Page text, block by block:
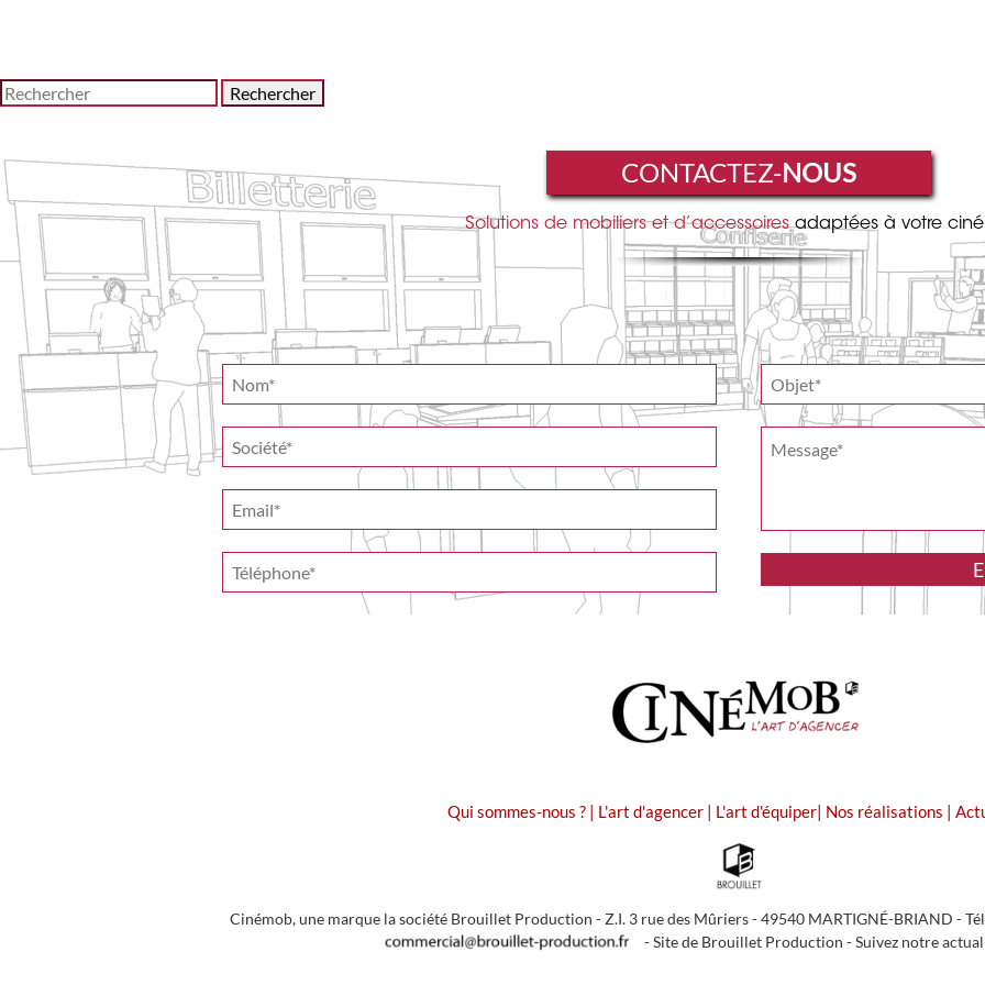
Rechercher
CONTACTEZ-NOUS
Solutions de mobiliers et d’accessoiresadaptées à votre
Qui sommes-nous ? L'art d'agencer L'art d'équiper Nos réalisations
Cinémob, une marque la société Brouillet Production - Z.I. 3 rue des Mûriers - 49540 MARTIGNÉ-BRIAND -
-Site de Brouillet Production -Suivez notre